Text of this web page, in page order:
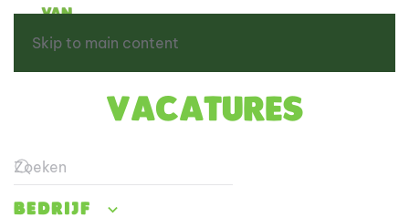
Skip to main content
Vacatures
Bedrijf